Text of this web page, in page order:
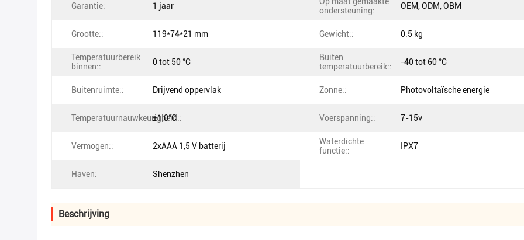
Garantie: 1 jaar
ondersteuning:
OEM, ODM, OBM
Grootte:: 119*74*21 mm Gewicht:: 0.5 kg
Temperatuurbereik
binnen::
0 tot 50 °C
Buiten
temperatuurbereik::
-40 tot 60 °C
Buitenruimte:: Drijvend oppervlak Zonne:: Photovoltaïsche energie
Temperatuurnauwkeurigheid::
±1,0°C Voerspanning:: 7-15v
Vermogen:: 2xAAA 1,5 V batterij
Waterdichte
functie::
IPX7
Haven: Shenzhen
Beschrijving